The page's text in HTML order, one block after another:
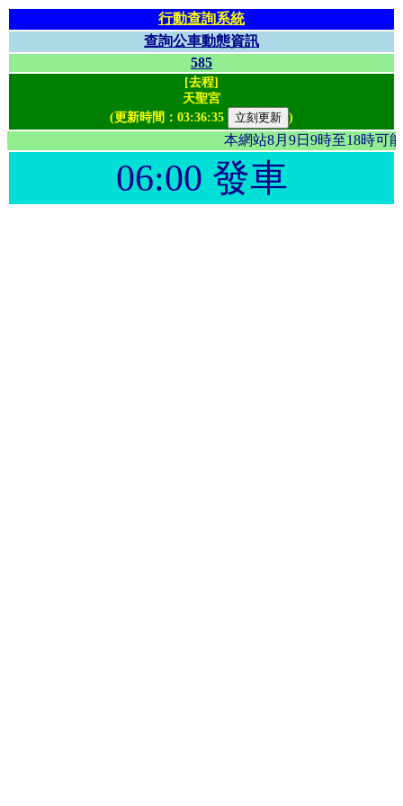
行動查詢系統
查詢公車動態資訊
585
[去程]
天聖宮
(更新時間： 03:36:35 )
本網站8月9日9時至18
06:00 發車